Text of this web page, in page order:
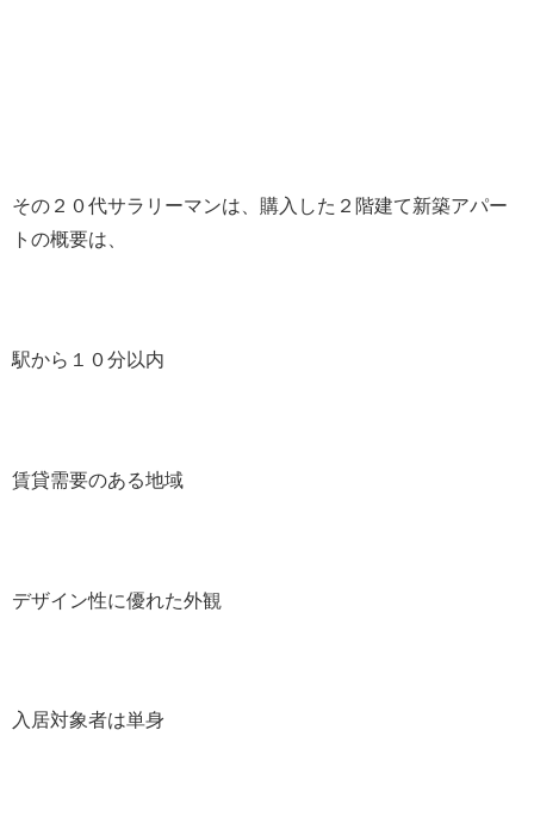
その２０代サラリーマンは、購入した２階建て新築アパー
トの概要は、
駅から１０分以内
賃貸需要のある地域
デザイン性に優れた外観
入居対象者は単身